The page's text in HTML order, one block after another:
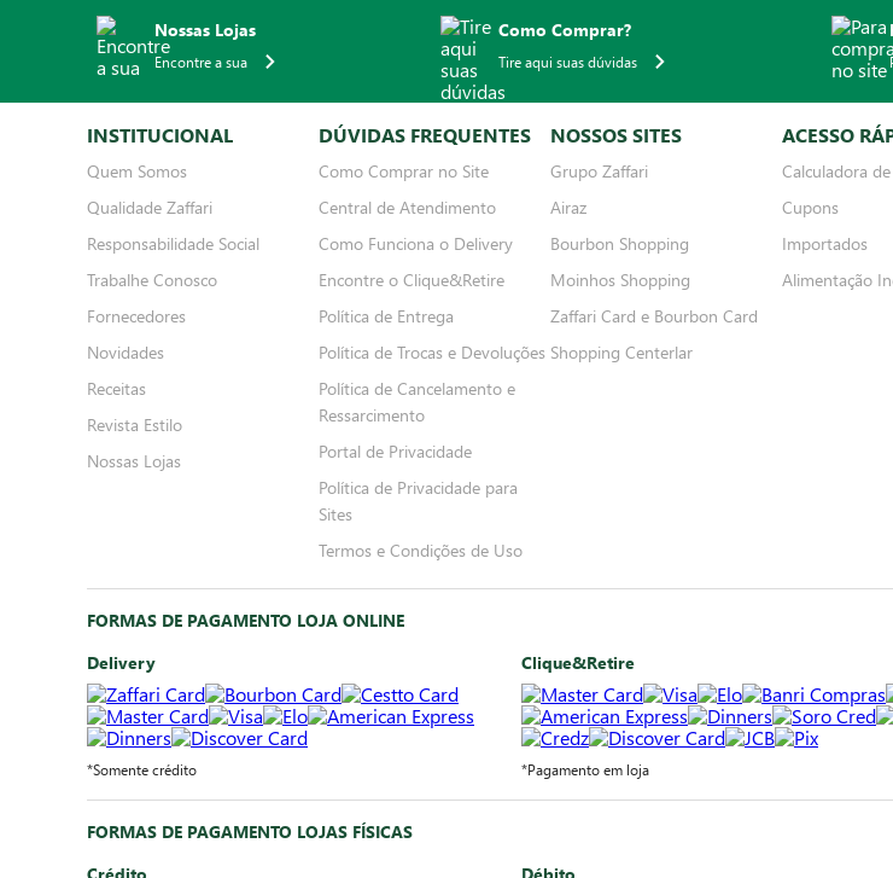
Nossas Lojas
Encontre a sua
Como Comprar?
Tire aqui suas dúvidas
INSTITUCIONAL
Quem Somos
Qualidade Zaffari
Responsabilidade Social
Trabalhe Conosco
Fornecedores
Novidades
Receitas
Revista Estilo
Nossas Lojas
DÚVIDAS FREQUENTES
Como Comprar no Site
Central de Atendimento
Como Funciona o Delivery
Encontre o Clique&Retire
Política de Entrega
Política de Trocas e Devoluções
Política de Cancelamento e
Ressarcimento
Portal de Privacidade
Política de Privacidade para
Sites
Termos e Condições de Uso
NOSSOS SITES
Grupo Zaffari
Airaz
Bourbon Shopping
Moinhos Shopping
Zaffari Card e Bourbon Card
Shopping Centerlar
ACESSO
Calculadora
Cupons
Importados
Alimentação
FORMAS DE PAGAMENTO LOJA ONLINE
Delivery
*Somente crédito
Clique&Retire
*Pagamento em loja
FORMAS DE PAGAMENTO LOJAS FÍSICAS